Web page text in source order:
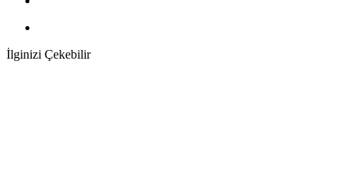
İlginizi Çekebilir